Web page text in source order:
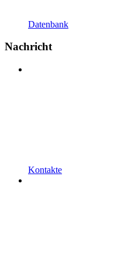
Datenbank
Nachricht
Kontakte